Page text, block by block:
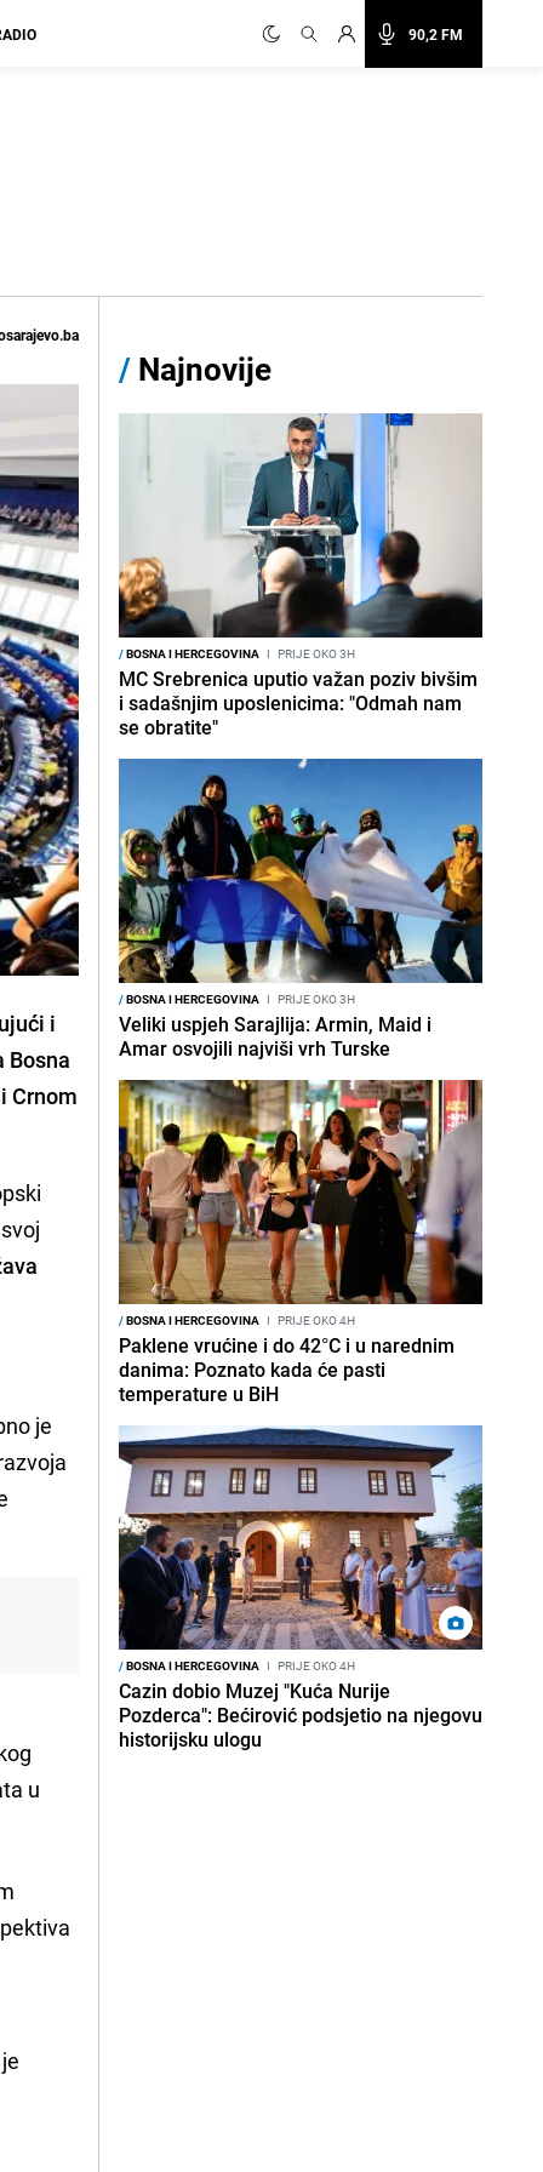
90,2 FM
i
Bosna
Crnom
je
u
/ Najnovije
/BOSNA I HERCEGOVINA I PRIJE OKO 3H
MC Srebrenica uputio važan poziv bivšim
i sadašnjim uposlenicima: "Odmah nam
se obratite"
/BOSNA I HERCEGOVINA I PRIJE OKO 3H
Veliki uspjeh Sarajlija: Armin, Maid i
Amar osvojili najviši vrh Turske
/BOSNA I HERCEGOVINA I PRIJE OKO 4H
Paklene vrućine i do 42°C i u narednim
danima: Poznato kada će pasti
temperature u BiH
/BOSNA I HERCEGOVINA I PRIJE OKO 4H
Cazin dobio Muzej "Kuća Nurije
Pozderca": Bećirović podsjetio na njegovu
historijsku ulogu